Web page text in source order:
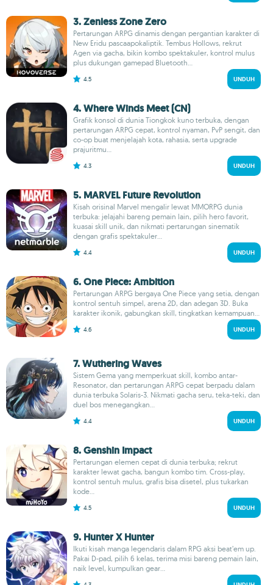
3. Zenless Zone Zero
Pertarungan ARPG dinamis dengan pergantian karakter di
New Eridu pascaapokaliptik. Tembus Hollows, rekrut
Agen via gacha, bikin kombo spektakuler, kontrol mulus
plus dukungan gamepad Bluetooth...
4.5 UNDUH
4. Where Winds Meet (CN)
Grafik konsol di dunia Tiongkok kuno terbuka, dengan
pertarungan ARPG cepat, kontrol nyaman, PvP sengit, dan
co-op buat menjelajah kota, rahasia, serta upgrade
prajuritmu...
4.3 UNDUH
5. MARVEL Future Revolution
Kisah orisinal Marvel mengalir lewat MMORPG dunia
terbuka: jelajahi bareng pemain lain, pilih hero favorit,
kuasai skill unik, dan nikmati pertarungan sinematik
dengan grafis spektakuler...
4.4 UNDUH
6. One Piece: Ambition
Pertarungan ARPG bergaya One Piece yang setia, dengan
kontrol sentuh simpel, arena 2D, dan adegan 3D. Buka
karakter ikonik, gabungkan skill, tingkatkan kemampuan...
4.6 UNDUH
7. Wuthering Waves
Sistem Gema yang memperkuat skill, kombo antar-
Resonator, dan pertarungan ARPG cepat berpadu dalam
dunia terbuka Solaris-3. Nikmati gacha seru, teka-teki, dan
duel bos menegangkan...
4.4 UNDUH
8. Genshin Impact
Pertarungan elemen cepat di dunia terbuka; rekrut
karakter lewat gacha, bangun kombo tim. Cross-play,
kontrol sentuh mulus, grafis bisa disetel, plus tukarkan
kode...
4.5 UNDUH
9. Hunter X Hunter
Ikuti kisah manga legendaris dalam RPG aksi beat’em up.
Pakai D-pad, pilih 6 kelas, terima misi bareng pemain lain,
naik level, kumpulkan gear...